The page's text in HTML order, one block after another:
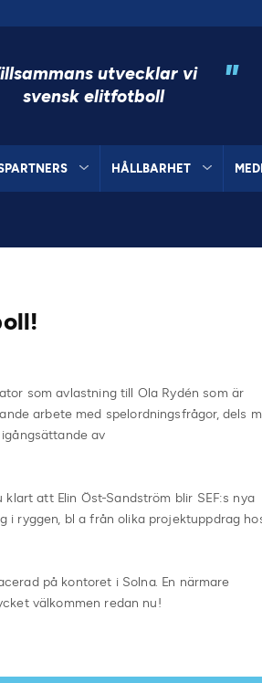
utvecklar vi
svensk elitfotboll
"
HÅLLBARHET
som avlastning till Ola Rydén som är
arbete med spelordningsfrågor, dels
av
att Elin Öst-Sandström blir SEF:s nya
i ryggen, bl a från olika projektuppdrag
på kontoret i Solna. En närmare
välkommen redan nu!